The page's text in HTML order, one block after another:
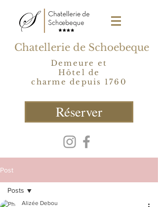
Chatellerie de Schoebeque
Demeure et
Hôtel de
charme depuis 1760
Réserver
Post
Posts
Alizée Debou